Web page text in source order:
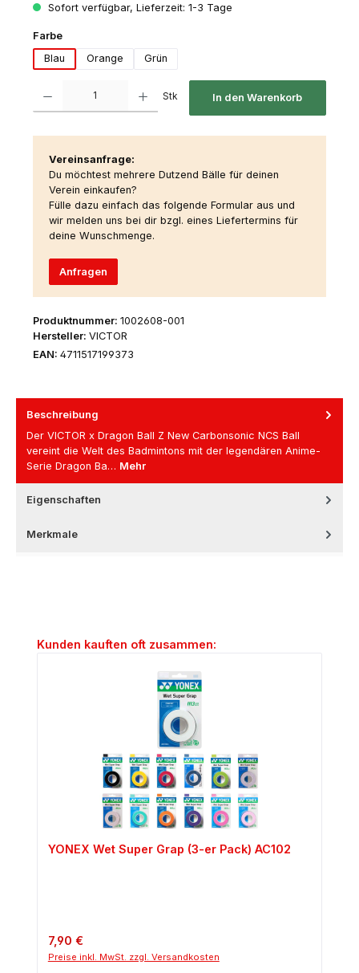
Sofort verfügbar, Lieferzeit: 1-3 Tage
Farbeauswählen
Blau
Orange Grün
Stk In den Warenkorb
Vereinsanfrage:
Du möchtest mehrere Dutzend Bälle für deinen
Verein einkaufen?
Fülle dazu einfach das folgende Formular aus und
wir melden uns bei dir bzgl. eines Liefertermins für
deine Wunschmenge.
Anfragen
Produktnummer: 1002608-001
Hersteller: VICTOR
EAN: 4711517199373
Beschreibung
Der VICTOR x Dragon Ball Z New Carbonsonic NCS Ball
vereint die Welt des Badmintons mit der legendären Anime-
Serie Dragon Ba… Mehr
Eigenschaften
Merkmale
Produktgalerie überspringen
Kunden kauften oft zusammen:
YONEX Wet Super Grap (3-er Pack) AC102
Regulärer Preis:
7,90 €
Preise inkl. MwSt. zzgl. Versandkosten